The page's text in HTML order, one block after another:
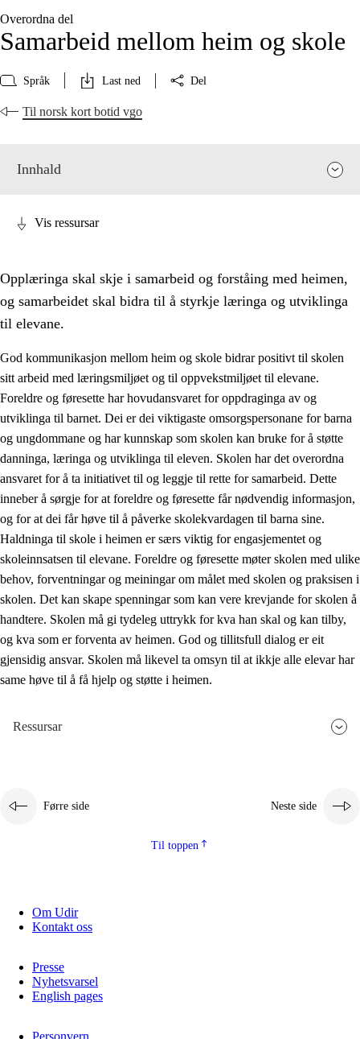
Overordna del
Samarbeid mellom heim og skole
Språk Last ned Del
Til norsk kort botid vgo
Innhald
3. Prinsipp for praksisen i skolen
Eit inkluderande læringsmiljø
3.2 Undervisning og tilpassa opplæring
3.3 Samarbeid mellom heim og skole
3.4 Opplæring i lærebedrift og arbeidsliv
Profesjonsfellesskap og skoleutvikling
Vis ressursar
Opplæringa skal skje i samarbeid og forståing med heimen,
og samarbeidet skal bidra til å styrkje læringa og utviklinga
til elevane.
God kommunikasjon mellom heim og skole bidrar positivt til skolen
sitt arbeid med læringsmiljøet og til oppvekstmiljøet til elevane.
Foreldre og føresette har hovudansvaret for oppdraginga av og
utviklinga til barnet. Dei er dei viktigaste omsorgspersonane for barna
og ungdommane og har kunnskap som skolen kan bruke for å støtte
danninga, læringa og utviklinga til eleven. Skolen har det overordna
ansvaret for å ta initiativet til og leggje til rette for samarbeid. Dette
inneber å sørgje for at foreldre og føresette får nødvendig informasjon,
og for at dei får høve til å påverke skolekvardagen til barna sine.
Haldninga til skole i heimen er særs viktig for engasjementet og
skoleinnsatsen til elevane. Foreldre og føresette møter skolen med ulike
behov, forventningar og meiningar om målet med skolen og praksisen i
skolen. Det kan skape spenningar som kan vere krevjande for skolen å
handtere. Skolen må gi tydeleg uttrykk for kva han skal og kan tilby,
og kva som er forventa av heimen. God og tillitsfull dialog er eit
gjensidig ansvar. Skolen må likevel ta omsyn til at ikkje alle elevar har
same høve til å få hjelp og støtte i heimen.
Ressursar
Førre side Neste side
Til toppen
Om Udir
Kontakt oss
Presse
Nyhetsvarsel
English pages